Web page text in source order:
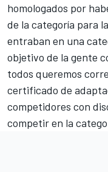
homologados por
de la categoría para
entraban en una
objetivo de la gente
todos queremos
certificado de
competidores con
competir en la